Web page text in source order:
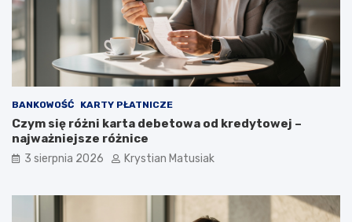
BANKOWOŚĆ KARTY PŁATNICZE
Czym się różni karta debetowa od kredytowej –
najważniejsze różnice
3 sierpnia 2026 Krystian Matusiak